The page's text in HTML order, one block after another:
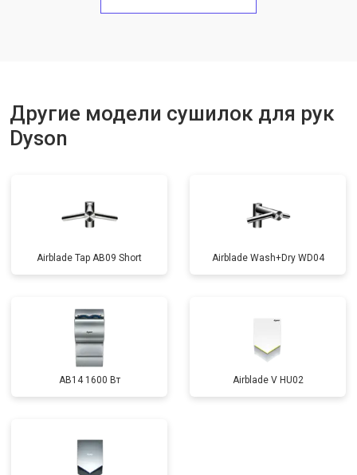
Другие модели сушилок для рук
Dyson
Airblade Tap AB09 Short Airblade Wash+Dry WD04
AB14 1600 Вт Airblade V HU02